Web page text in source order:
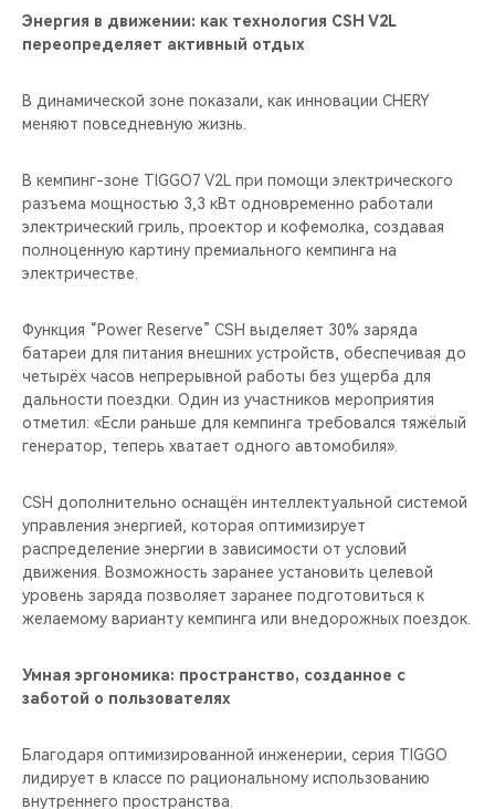
Энергия в движении: как технология CSH V2L
переопределяет активный отдых
В динамической зоне показали, как инновации CHERY
меняют повседневную жизнь.
В кемпинг-зоне TIGGO7 V2L при помощи электрического
разъема мощностью 3,3 кВт одновременно работали
электрический гриль, проектор и кофемолка, создавая
полноценную картину премиального кемпинга на
электричестве.
Функция “Power Reserve” CSH выделяет 30% заряда
батареи для питания внешних устройств, обеспечивая до
четырёх часов непрерывной работы без ущерба для
дальности поездки. Один из участников мероприятия
отметил: «Если раньше для кемпинга требовался тяжёлый
генератор, теперь хватает одного автомобиля».
CSH дополнительно оснащён интеллектуальной системой
управления энергией, которая оптимизирует
распределение энергии в зависимости от условий
движения. Возможность заранее установить целевой
уровень заряда позволяет заранее подготовиться к
желаемому варианту кемпинга или внедорожных поездок.
Умная эргономика: пространство, созданное с
заботой о пользователях
Благодаря оптимизированной инженерии, серия TIGGO
лидирует в классе по рациональному использованию
внутреннего пространства.